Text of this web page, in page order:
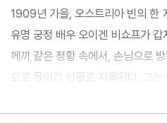
1909년 가을, 오스트리아 빈의 한
유명 궁정 배우 오이겐 비쇼프가
께끼 같은 정황 속에서, 손님으로
으로 몰아간 인물로 지목된다. 그
로 그녀에게 아직 연정을 품고 있